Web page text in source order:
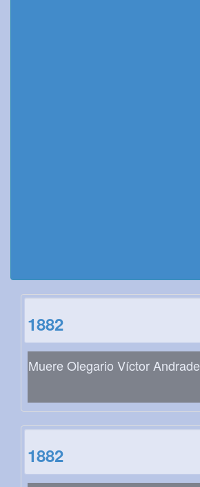
1882
Muere Olegario Víctor Andrade
1882